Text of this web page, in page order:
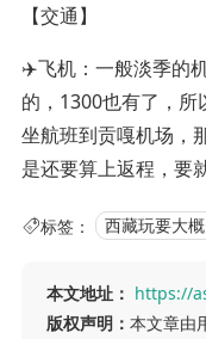
【交通】
✈️飞机：一般淡季的
的，1300也有了，
坐航班到贡嘎机场，
是还要算上返程，要
标签： 西藏玩要大
本文地址： https://
版权声明： 本文章由